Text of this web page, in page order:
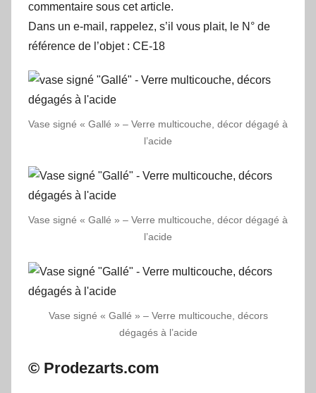
commentaire sous cet article.
Dans un e-mail, rappelez, s’il vous plait, le N° de
référence de l’objet : CE-18
Vase signé « Gallé » – Verre multicouche, décor dégagé à
l’acide
Vase signé « Gallé » – Verre multicouche, décor dégagé à
l’acide
Vase signé « Gallé » – Verre multicouche, décors
dégagés à l’acide
© Prodezarts.com